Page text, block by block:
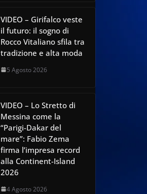
VIDEO – Girifalco veste
il futuro: il sogno di
Rocco Vitaliano sfila tra
tradizione e alta moda
5 Agosto 2026
VIDEO – Lo Stretto di
Messina come la
“Parigi-Dakar del
mare”: Fabio Zema
firma l’impresa record
alla Continent-Island
2026
4 Agosto 2026